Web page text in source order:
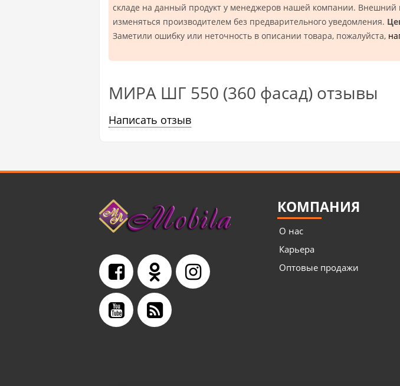
складе на данный продукт у менеджеров нашей компании. Внешний
изменяться производителем без предварительного уведомления.
Заметили ошибку или неточность в описании товара, пожалуйста,
МИРА ШГ 550 (360 фасад) отзывы
Написать отзыв
КОМПАНИЯ
О нас
Карьера
Оптовые продажи